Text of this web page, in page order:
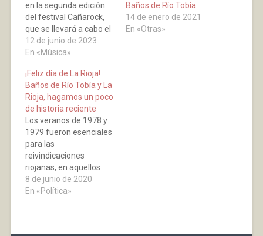
en la segunda edición
del festival Cañarock,
que se llevará a cabo el
16 de junio en la Plaza
del Rosario de Baños de
23:00 horas. Entrada
libre.
12 de junio de 2023
En «Música»
Baños de Río Tobía
14 de enero de 2021
En «Otras»
¡Feliz día de La Rioja!
Baños de Río Tobía y La
Rioja, hagamos un poco
de historia reciente
Los veranos de 1978 y
1979 fueron esenciales
para las
reivindicaciones
riojanas, en aquellos
años de transición se
llevaron a cabo los
8 de junio de 2020
En «Política»